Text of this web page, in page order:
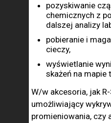
pozyskiwanie
chemicznych z
dalszej analizy
pobieranie i
cieczy,
wyświetlanie
skażeń na mapie
W/w akcesoria, jak
umożliwiający
promieniowania, czy